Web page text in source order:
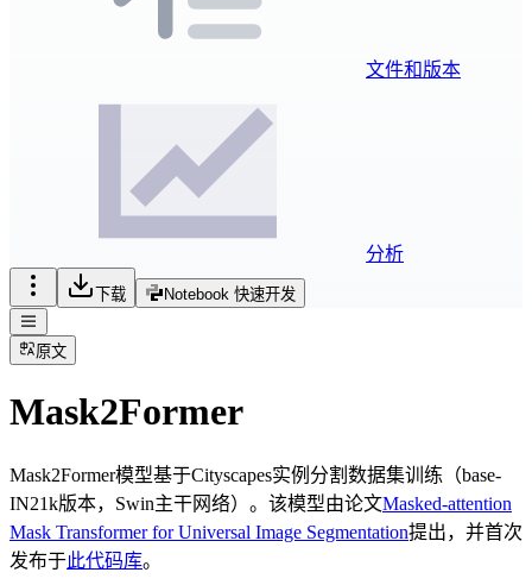
文件和版本
分析
下载 Notebook 快速开发
原文
Mask2Former
Mask2Former模型基于Cityscapes实例分割数据集训练（base-
IN21k版本，Swin主干网络）。该模型由论文Masked-attention
Mask Transformer for Universal Image Segmentation提出，并首次
发布于此代码库。